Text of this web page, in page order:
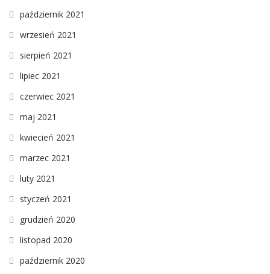
październik 2021
wrzesień 2021
sierpień 2021
lipiec 2021
czerwiec 2021
maj 2021
kwiecień 2021
marzec 2021
luty 2021
styczeń 2021
grudzień 2020
listopad 2020
październik 2020